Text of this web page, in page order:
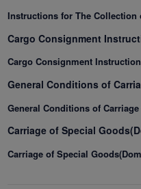
Instructions for The Collection
Cargo Consignment
Cargo Consignment
General Conditions of
General Conditions of
Carriage of Special
Carriage of Special